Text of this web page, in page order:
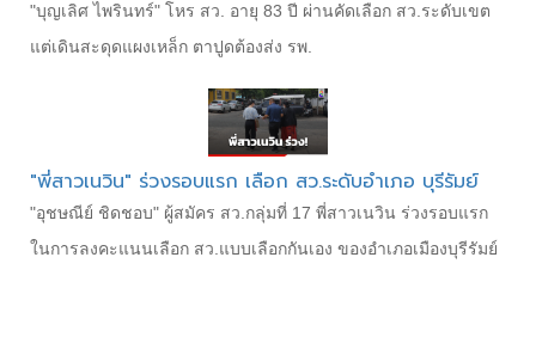
"บุญเลิศ ไพรินทร์" โหร สว. อายุ 83 ปี ผ่านคัดเลือก สว.ระดับเขต
แต่เดินสะดุดแผงเหล็ก ตาปูดต้องส่ง รพ.
"พี่สาวเนวิน" ร่วงรอบแรก เลือก สว.ระดับอำเภอ บุรีรัมย์
"อุชษณีย์ ชิดชอบ" ผู้สมัคร สว.กลุ่มที่ 17 พี่สาวเนวิน ร่วงรอบแรก
ในการลงคะแนนเลือก สว.แบบเลือกกันเอง ของอำเภอเมืองบุรีรัมย์